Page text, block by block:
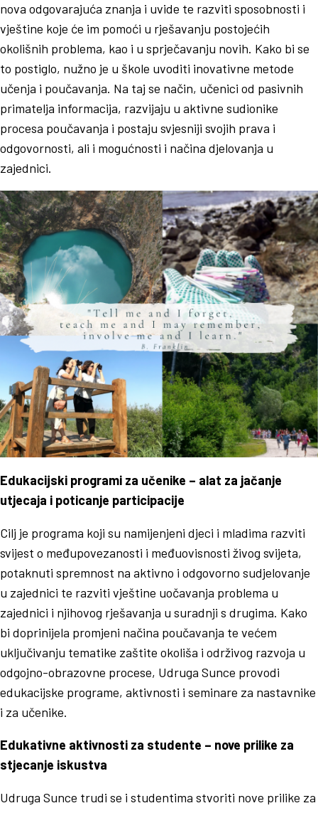
nova odgovarajuća znanja i uvide te razviti sposobnosti i
vještine koje će im pomoći u rješavanju postojećih
okolišnih problema, kao i u sprječavanju novih. Kako bi se
to postiglo, nužno je u škole uvoditi inovativne metode
učenja i poučavanja. Na taj se način, učenici od pasivnih
primatelja informacija, razvijaju u aktivne sudionike
procesa poučavanja i postaju svjesniji svojih prava i
odgovornosti, ali i mogućnosti i načina djelovanja u
zajednici.
Edukacijski programi za učenike – alat za jačanje
utjecaja i poticanje participacije
Cilj je programa koji su namijenjeni djeci i mladima razviti
svijest o međupovezanosti i međuovisnosti živog svijeta,
potaknuti spremnost na aktivno i odgovorno sudjelovanje
u zajednici te razviti vještine uočavanja problema u
zajednici i njihovog rješavanja u suradnji s drugima. Kako
bi doprinijela promjeni načina poučavanja te većem
uključivanju tematike zaštite okoliša i održivog razvoja u
odgojno-obrazovne procese, Udruga Sunce provodi
edukacijske programe, aktivnosti i seminare za nastavnike
i za učenike.
Edukativne aktivnosti za studente – nove prilike za
stjecanje iskustva
Udruga Sunce trudi se i studentima stvoriti nove prilike za